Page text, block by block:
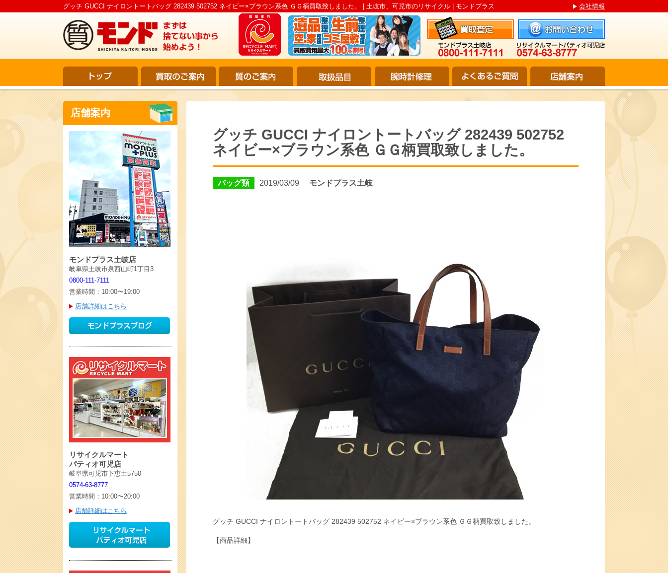
グッチ GUCCI ナイロントートバッグ 282439 502752 ネイビー×ブラウン系色 ＧＧ柄買取致しました。 | 土岐市、可児市のリサイクル | モンドプラス 会社情報
グッチ GUCCI ナイロントートバッグ 282439 502752
ネイビー×ブラウン系色 ＧＧ柄買取致しました。
バッグ類 2019/03/09 モンドプラス土岐
グッチ GUCCI ナイロントートバッグ 282439 502752 ネイビー×ブラウン系色 ＧＧ柄買取致しました。
【商品詳細】
店舗案内
モンドプラス土岐店
岐阜県土岐市泉西山町1丁目3
0800-111-7111
営業時間：10:00〜19:00
店舗詳細はこちら
リサイクルマート
パティオ可児店
岐阜県可児市下恵土5750
0574-63-8777
営業時間：10:00〜20:00
店舗詳細はこちら